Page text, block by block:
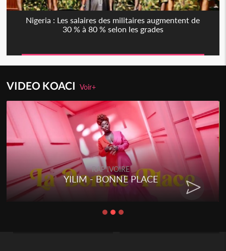
Nigeria : Les salaires des militaires augmentent de
30 % à 80 % selon les grades
VIDEO KOACIVoir+
RAP IVOIRE
YILIM - BONNE PLACE